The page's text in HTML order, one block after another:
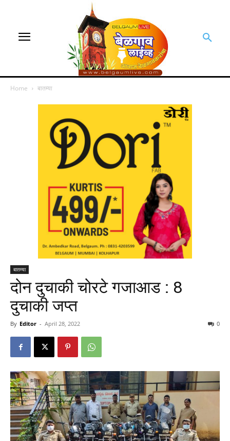
Home बातम्या
बातम्या
दोन दुचाकी चोरटे गजाआड : 8
दुचाकी जप्त
By Editor - April 28, 2022 0